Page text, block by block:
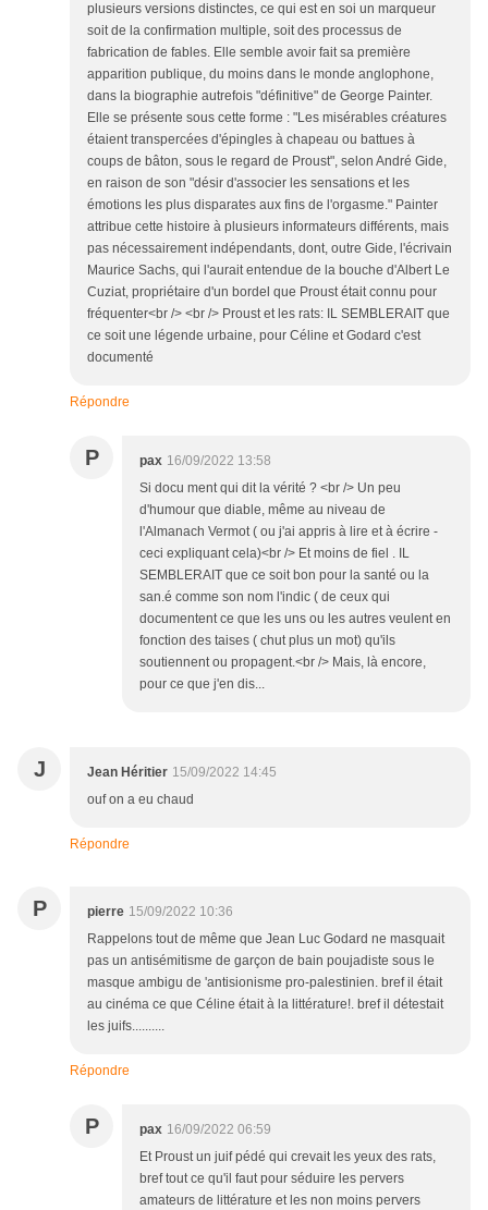
plusieurs versions distinctes, ce qui est en soi un marqueur
soit de la confirmation multiple, soit des processus de
fabrication de fables. Elle semble avoir fait sa première
apparition publique, du moins dans le monde anglophone,
dans la biographie autrefois "définitive" de George Painter.
Elle se présente sous cette forme : "Les misérables créatures
étaient transpercées d'épingles à chapeau ou battues à
coups de bâton, sous le regard de Proust", selon André Gide,
en raison de son "désir d'associer les sensations et les
émotions les plus disparates aux fins de l'orgasme." Painter
attribue cette histoire à plusieurs informateurs différents, mais
pas nécessairement indépendants, dont, outre Gide, l'écrivain
Maurice Sachs, qui l'aurait entendue de la bouche d'Albert Le
Cuziat, propriétaire d'un bordel que Proust était connu pour
fréquenter<br /> <br /> Proust et les rats: IL SEMBLERAIT que
ce soit une légende urbaine, pour Céline et Godard c'est
documenté
Répondre
P pax 16/09/2022 13:58
Si docu ment qui dit la vérité ? <br /> Un peu
d'humour que diable, même au niveau de
l'Almanach Vermot ( ou j'ai appris à lire et à écrire -
ceci expliquant cela)<br /> Et moins de fiel . IL
SEMBLERAIT que ce soit bon pour la santé ou la
san.é comme son nom l'indic ( de ceux qui
documentent ce que les uns ou les autres veulent en
fonction des taises ( chut plus un mot) qu'ils
soutiennent ou propagent.<br /> Mais, là encore,
pour ce que j'en dis...
J Jean Héritier 15/09/2022 14:45
ouf on a eu chaud
Répondre
P pierre 15/09/2022 10:36
Rappelons tout de même que Jean Luc Godard ne masquait
pas un antisémitisme de garçon de bain poujadiste sous le
masque ambigu de 'antisionisme pro-palestinien. bref il était
au cinéma ce que Céline était à la littérature!. bref il détestait
les juifs..........
Répondre
P pax 16/09/2022 06:59
Et Proust un juif pédé qui crevait les yeux des rats,
bref tout ce qu'il faut pour séduire les pervers
amateurs de littérature et les non moins pervers